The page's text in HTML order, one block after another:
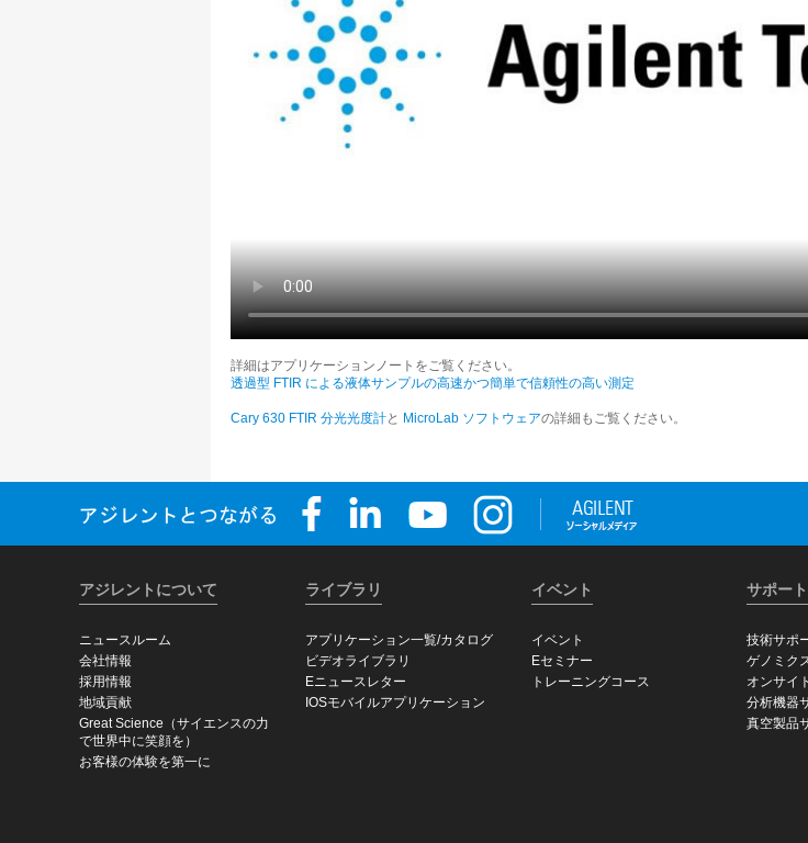
詳細はアプリケーションノートをご覧ください。
透過型 FTIR による液体サンプルの高速かつ簡単で信頼性の高い測定
Cary 630 FTIR 分光光度計と MicroLab ソフトウェアの詳細もご覧ください。
アジレントについて
ニュースルーム
会社情報
採用情報
地域貢献
Great Science（サイエンスの力
で世界中に笑顔を）
お客様の体験を第一に
ライブラリ
アプリケーション一覧/カタログ
ビデオライブラリ
Eニュースレター
IOSモバイルアプリケーション
イベント
イベント
Eセミナー
トレーニングコース
サポー
技術サポ
ゲノミク
オンサイ
分析機器
真空製品